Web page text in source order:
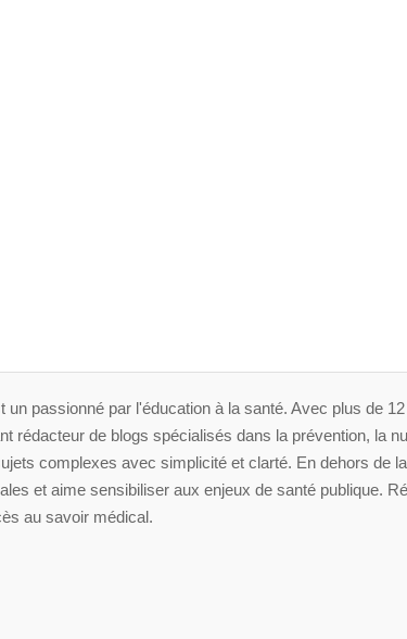
un passionné par l'éducation à la santé. Avec plus de
rédacteur de blogs spécialisés dans la prévention, la
complexes avec simplicité et clarté. En dehors de
et aime sensibiliser aux enjeux de santé publique.
au savoir médical.